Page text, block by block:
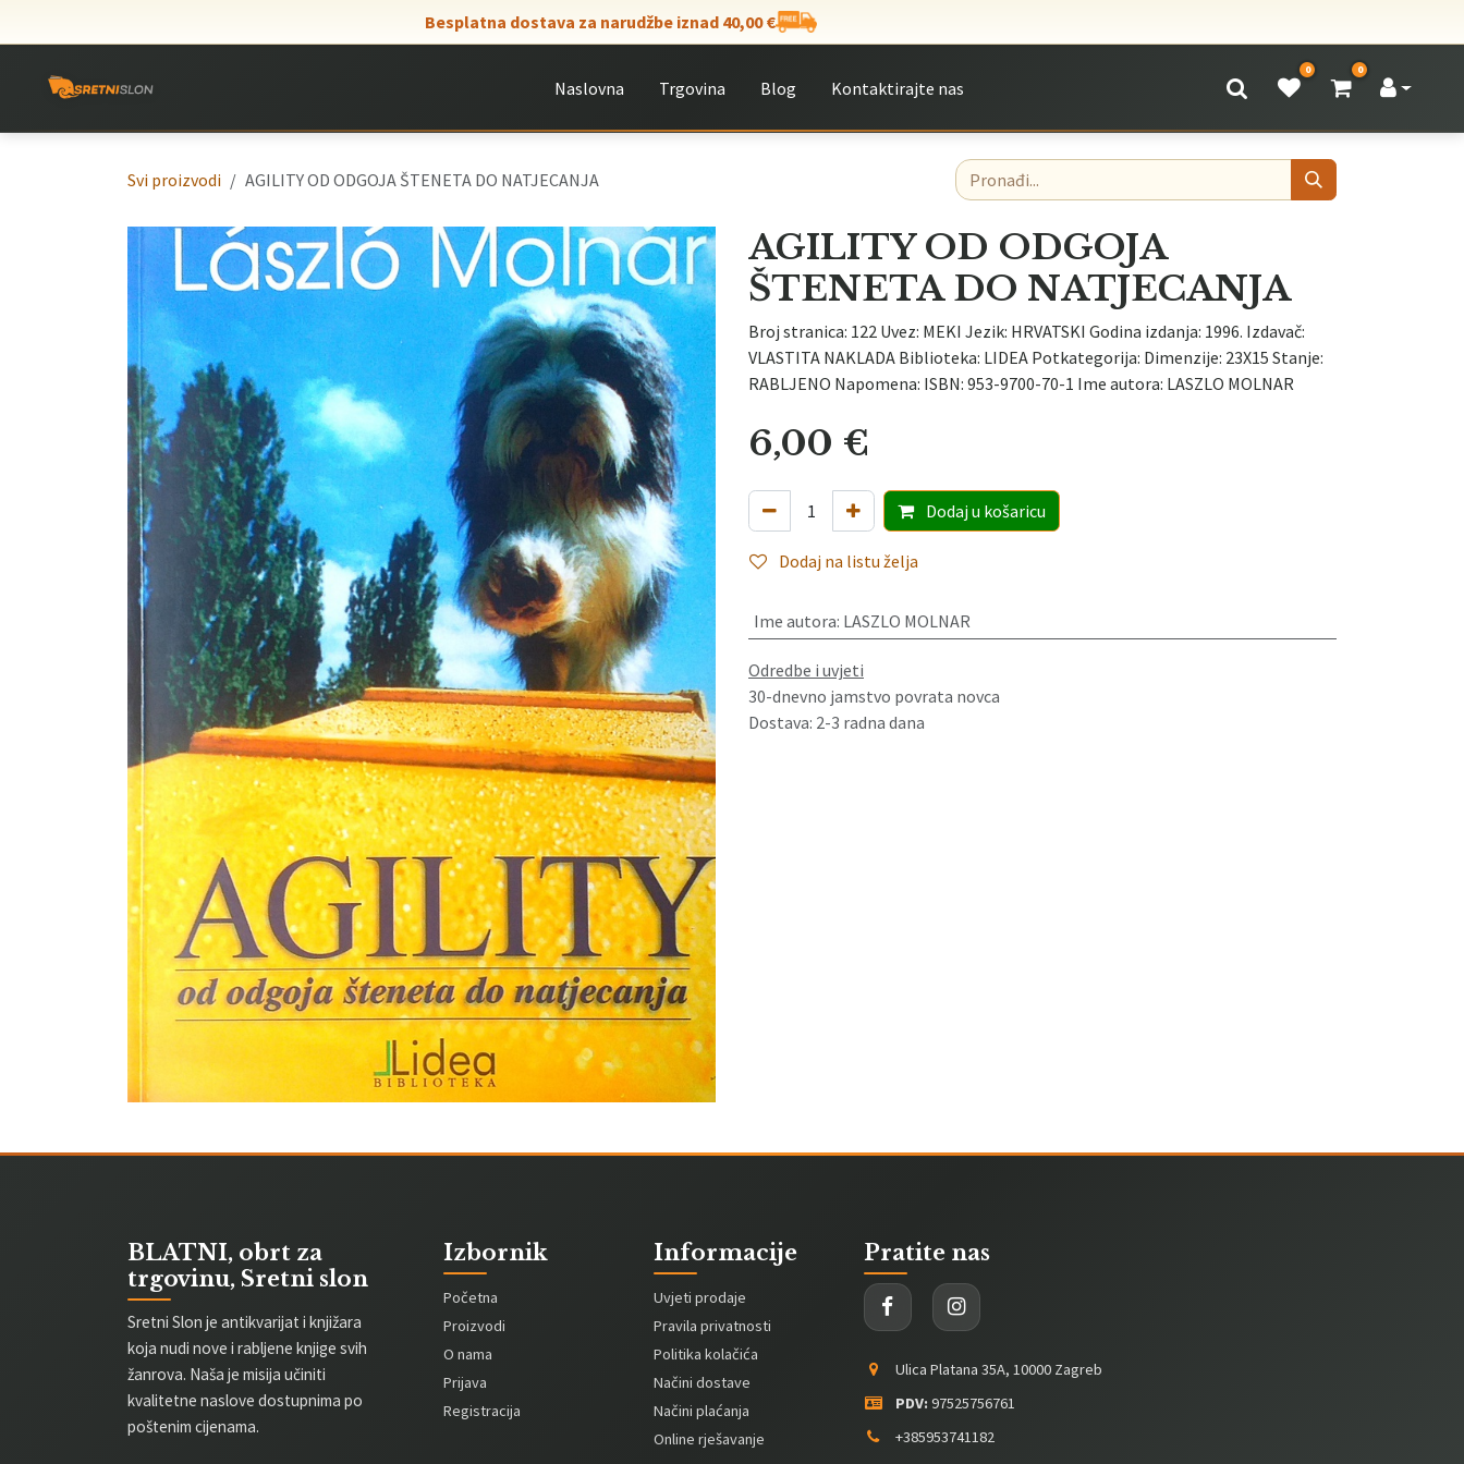
Besplatna dostava za narudžbe iznad 40,00 €
Naslovna Trgovina Blog Kontaktirajte nas
0 0
Svi proizvodi AGILITY OD ODGOJA ŠTENETA DO NATJECANJA
AGILITY OD ODGOJA
ŠTENETA DO NATJECANJA
Broj stranica: 122 Uvez: MEKI Jezik: HRVATSKI Godina izdanja: 1996. Izdavač:
VLASTITA NAKLADA Biblioteka: LIDEA Potkategorija: Dimenzije: 23X15 Stanje:
RABLJENO Napomena: ISBN: 953-9700-70-1 Ime autora: LASZLO MOLNAR
6,00 €
Dodaju košaricu
Dodaj na listu želja
Ime autora: LASZLO MOLNAR
Odredbe i uvjeti
30-dnevno jamstvo povrata novca
Dostava: 2-3 radna dana
BLATNI, obrt za
trgovinu, Sretni slon
Sretni Slon je antikvarijat i knjižara
koja nudi nove i rabljene knjige svih
žanrova. Naša je misija učiniti
kvalitetne naslove dostupnima po
poštenim cijenama.
Izbornik
Početna
Proizvodi
O nama
Prijava
Registracija
Informacije
Uvjeti prodaje
Pravila privatnosti
Politika kolačića
Načini dostave
Načini plaćanja
Online rješavanje
Pratite nas
Ulica Platana 35A, 10000 Zagreb
PDV: 97525756761
+385953741182